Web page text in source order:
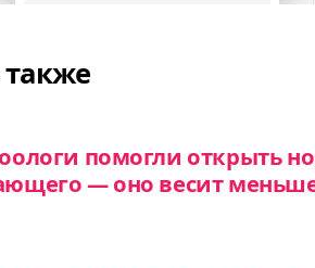
помогли открыть
— оно весит